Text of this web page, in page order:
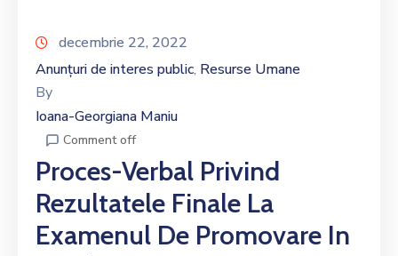
decembrie 22, 2022
Anunțuri de interes public‚ Resurse Umane
By
Ioana-Georgiana Maniu
Comment off
Proces-Verbal Privind
Rezultatele Finale La
Examenul De Promovare In